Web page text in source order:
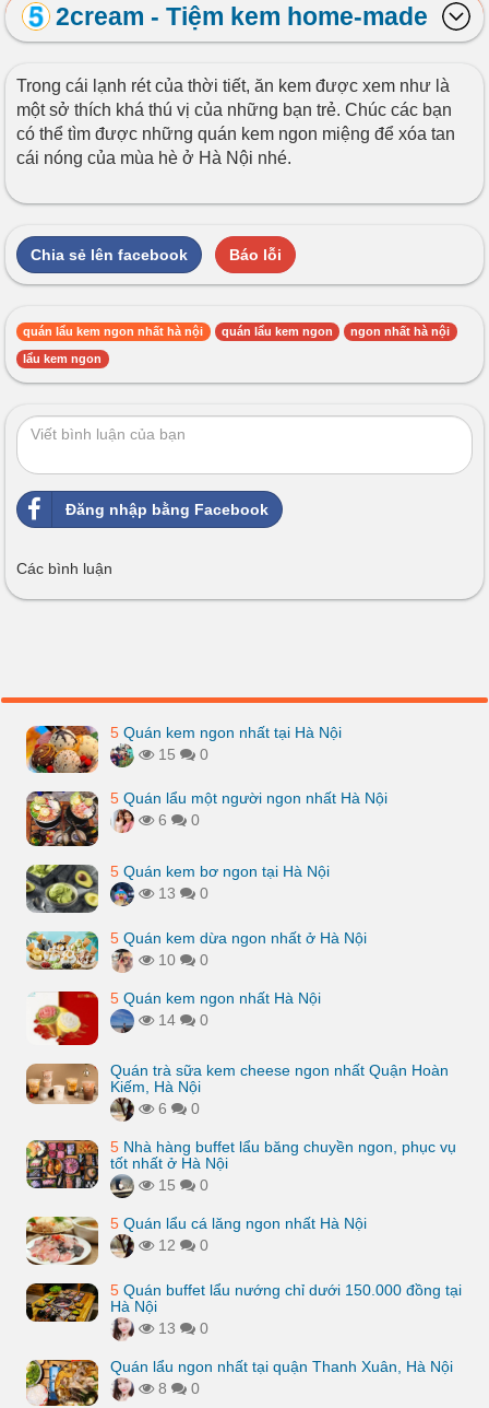
2cream - Tiệm kem home-made
Trong cái lạnh rét của thời tiết, ăn kem được xem như là
một sở thích khá thú vị của những bạn trẻ. Chúc các bạn
có thể tìm được những quán kem ngon miệng để xóa tan
cái nóng của mùa hè ở Hà Nội nhé.
Chia sẻ lên facebook Báo lỗi
quán lẩu kem ngon nhất hà nội quán lẩu kem ngon ngon nhất hà nội
lẩu kem ngon
Đăng nhập bằng Facebook
Các bình luận
5 Quán kem ngon nhất tại Hà Nội
15
0
5 Quán lẩu một người ngon nhất Hà Nội
6
0
5 Quán kem bơ ngon tại Hà Nội
13
0
5 Quán kem dừa ngon nhất ở Hà Nội
10
0
5 Quán kem ngon nhất Hà Nội
14
0
Quán trà sữa kem cheese ngon nhất Quận Hoàn
Kiếm, Hà Nội
6
0
5 Nhà hàng buffet lẩu băng chuyền ngon, phục vụ
tốt nhất ở Hà Nội
15
0
5 Quán lẩu cá lăng ngon nhất Hà Nội
12
0
5 Quán buffet lẩu nướng chỉ dưới 150.000 đồng tại
Hà Nội
13
0
Quán lẩu ngon nhất tại quận Thanh Xuân, Hà Nội
8
0